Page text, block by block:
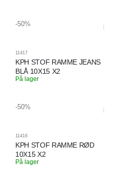
-50%
11417
KPH STOF RAMME JEANS
BLÅ 10X15 X2
På lager
-50%
11416
KPH STOF RAMME RØD
10X15 X2
På lager